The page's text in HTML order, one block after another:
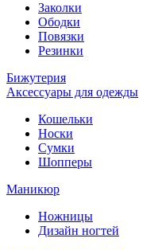
Заколки
Ободки
Повязки
Резинки
Бижутерия
Аксессуары для одежды
Кошельки
Носки
Сумки
Шопперы
Маникюр
Ножницы
Дизайн ногтей